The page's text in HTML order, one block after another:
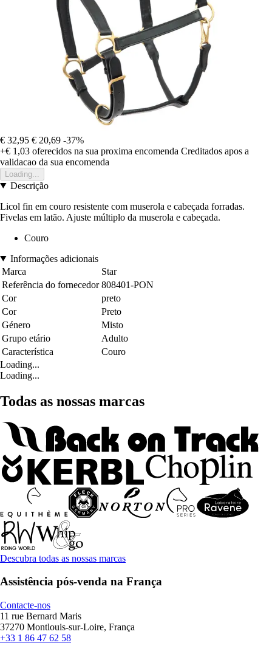
€ 32,95 € 20,69 -37%
+€ 1,03 oferecidos na sua proxima encomenda Creditados apos a
validacao da sua encomenda
Loading...
Descrição
Licol fin em couro resistente com muserola e cabeçada forradas.
Fivelas em latão. Ajuste múltiplo da muserola e cabeçada.
Couro
Informações adicionais
Marca
Star
Referência do fornecedor 808401-PON
Cor
preto
Cor
Preto
Género
Misto
Grupo etário
Adulto
Característica
Couro
Loading...
Loading...
Todas as nossas marcas
Descubra todas as nossas marcas
Assistência pós-venda na França
Contacte-nos
11 rue Bernard Maris
37270 Montlouis-sur-Loire, França
+33 1 86 47 62 58